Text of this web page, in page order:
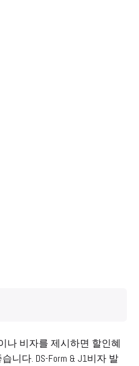
나 비자를 제시하면 할인혜
니다. DS-Form & J1비자 발